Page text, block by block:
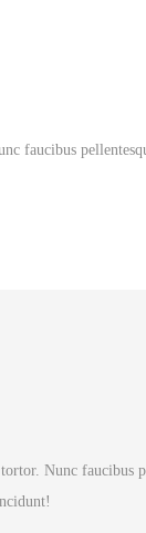
faucibus
Nunc faucibus